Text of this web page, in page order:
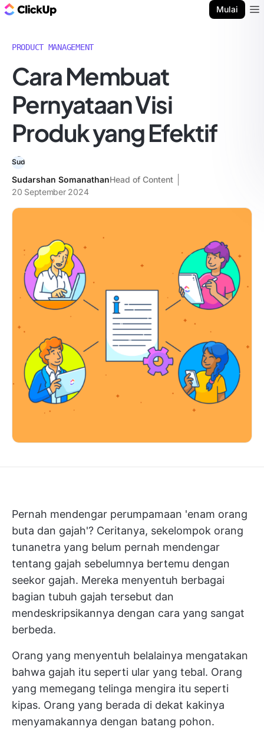
Mulai
PRODUCT MANAGEMENT
Cara Membuat
Pernyataan Visi
Produk yang Efektif
Sudarshan SomanathanHead of Content
20 September 2024
Pernah mendengar perumpamaan 'enam orang
buta dan gajah'? Ceritanya, sekelompok orang
tunanetra yang belum pernah mendengar
tentang gajah sebelumnya bertemu dengan
seekor gajah. Mereka menyentuh berbagai
bagian tubuh gajah tersebut dan
mendeskripsikannya dengan cara yang sangat
berbeda.
Orang yang menyentuh belalainya mengatakan
bahwa gajah itu seperti ular yang tebal. Orang
yang memegang telinga mengira itu seperti
kipas. Orang yang berada di dekat kakinya
menyamakannya dengan batang pohon.